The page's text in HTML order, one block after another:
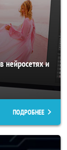
нейросетях и
ПОДРОБНЕЕ